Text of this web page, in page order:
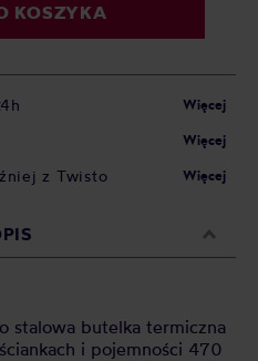
KOSZYKA
Więcej
Więcej
z Twisto Więcej
stalowa butelka termiczna
i pojemności 470